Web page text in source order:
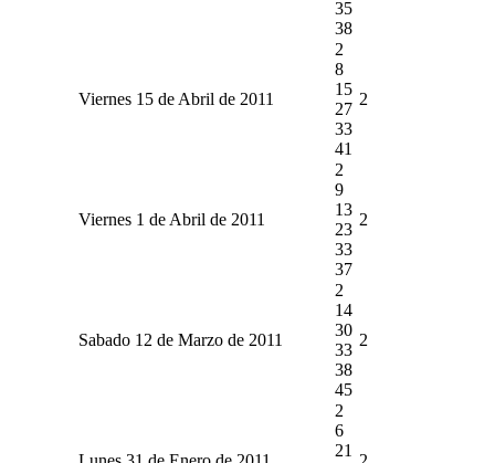
35
38
Viernes 15 de Abril de 2011
2
8
15
27
33
41
2
Viernes 1 de Abril de 2011
2
9
13
23
33
37
2
Sabado 12 de Marzo de 2011
2
14
30
33
38
45
2
2
6
21